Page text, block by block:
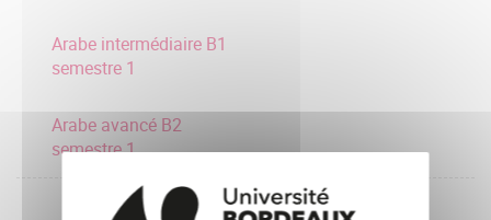
Arabe intermédiaire B1
semestre 1
Arabe avancé B2
semestre 1